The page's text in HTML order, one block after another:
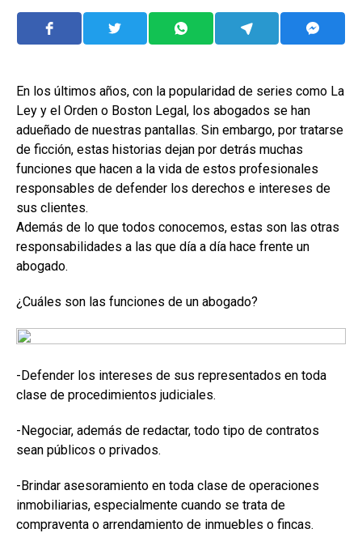
En los últimos años, con la popularidad de series como La
Ley y el Orden o Boston Legal, los abogados se han
adueñado de nuestras pantallas. Sin embargo, por tratarse
de ficción, estas historias dejan por detrás muchas
funciones que hacen a la vida de estos profesionales
responsables de defender los derechos e intereses de
sus clientes.
Además de lo que todos conocemos, estas son las otras
responsabilidades a las que día a día hace frente un
abogado.
¿Cuáles son las funciones de un abogado?
-Defender los intereses de sus representados en toda
clase de procedimientos judiciales.
-Negociar, además de redactar, todo tipo de contratos
sean públicos o privados.
-Brindar asesoramiento en toda clase de operaciones
inmobiliarias, especialmente cuando se trata de
compraventa o arrendamiento de inmuebles o fincas.